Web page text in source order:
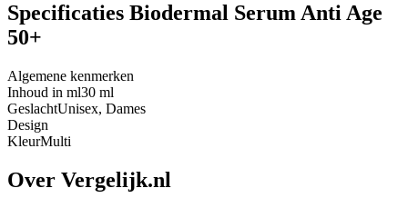
Specificaties Biodermal Serum Anti Age
50+
Algemene kenmerken
Inhoud in ml30 ml
GeslachtUnisex, Dames
Design
KleurMulti
Over Vergelijk.nl